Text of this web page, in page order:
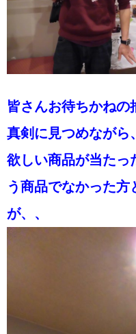
皆さんお待ちかねの
真剣に見つめなが
欲しい商品が当たっ
う商品でなかった方
が、、